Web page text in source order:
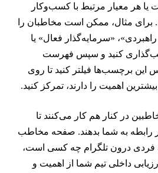
معیار مرتبط با کسب‌وکار
مثال، ممکن است مخاطبان را
«سرمایه‌گذار فعال» یا
کنید و سپس فهرست
فیلتر کنید تا روی
اهمیت را دارند، تمرکز کنید.
در کنار هم کار می‌کنند تا
به شما بدهند. صفحه مخاطب
درون تلگرام چه کسی است،
داخلی تیم شما از اهمیت و